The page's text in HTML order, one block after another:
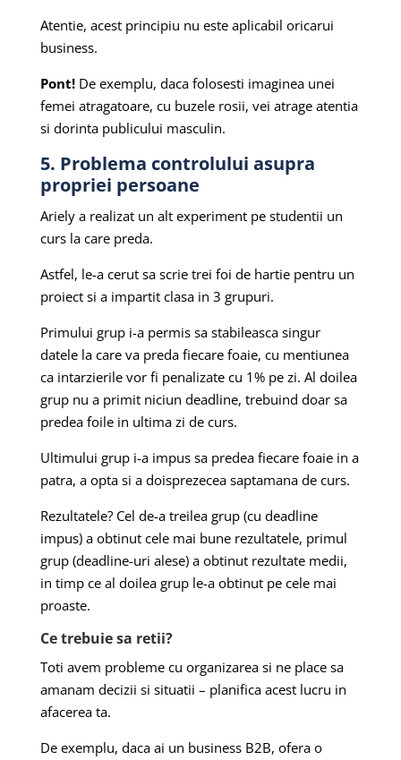
Atentie, acest principiu nu este aplicabil oricarui
business.
Pont! De exemplu, daca folosesti imaginea unei
femei atragatoare, cu buzele rosii, vei atrage atentia
si dorinta publicului masculin.
5. Problema controlului asupra
propriei persoane
Ariely a realizat un alt experiment pe studentii un
curs la care preda.
Astfel, le-a cerut sa scrie trei foi de hartie pentru un
proiect si a impartit clasa in 3 grupuri.
Primului grup i-a permis sa stabileasca singur
datele la care va preda fiecare foaie, cu mentiunea
ca intarzierile vor fi penalizate cu 1% pe zi. Al doilea
grup nu a primit niciun deadline, trebuind doar sa
predea foile in ultima zi de curs.
Ultimului grup i-a impus sa predea fiecare foaie in a
patra, a opta si a doisprezecea saptamana de curs.
Rezultatele? Cel de-a treilea grup (cu deadline
impus) a obtinut cele mai bune rezultatele, primul
grup (deadline-uri alese) a obtinut rezultate medii,
in timp ce al doilea grup le-a obtinut pe cele mai
proaste.
Ce trebuie sa retii?
Toti avem probleme cu organizarea si ne place sa
amanam decizii si situatii – planifica acest lucru in
afacerea ta.
De exemplu, daca ai un business B2B, ofera o